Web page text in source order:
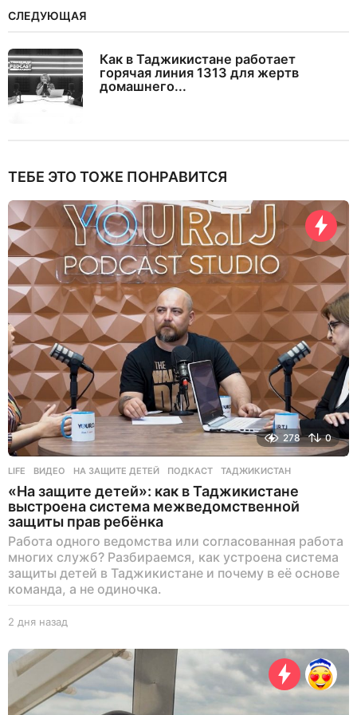
СЛЕДУЮЩАЯ
Как в Таджикистане работает
горячая линия 1313 для жертв
домашнего...
ТЕБЕ ЭТО ТОЖЕ ПОНРАВИТСЯ
278 0
LIFE ВИДЕО ,НА ЗАЩИТЕ ДЕТЕЙ ,ПОДКАСТ ,ТАДЖИКИСТАН
«На защите детей»: как в Таджикистане
выстроена система межведомственной
защиты прав ребёнка
Работа одного ведомства или согласованная работа
многих служб? Разбираемся, как устроена система
защиты детей в Таджикистане и почему в её основе
команда, а не одиночка.
2 дня назад
н
я
н
а